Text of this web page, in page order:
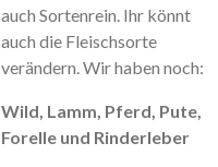
auch Sortenrein. Ihr könnt
auch die Fleischsorte
verändern. Wir haben noch:
Wild, Lamm, Pferd, Pute,
Forelle und Rinderleber